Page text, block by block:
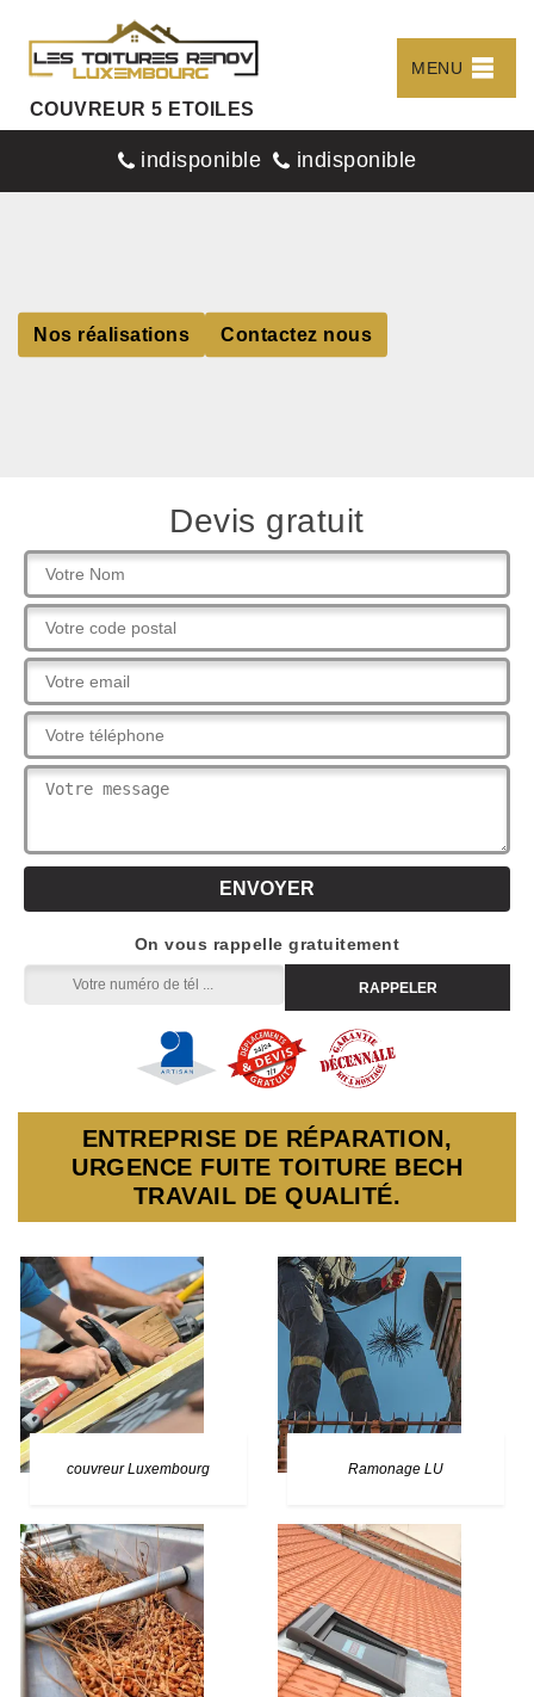
COUVREUR 5 ETOILES
MENU
indisponible indisponible
Nos réalisations Contactez nous
Devis gratuit
On vous rappelle gratuitement
ENTREPRISE DE RÉPARATION,
URGENCE FUITE TOITURE BECH
TRAVAIL DE QUALITÉ.
couvreur Luxembourg Ramonage LU